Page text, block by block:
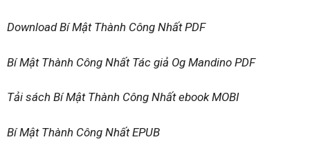
Download Bí Mật Thành Công Nhất PDF
Bí Mật Thành Công Nhất Tác giả Og Mandino PDF
Tải sách Bí Mật Thành Công Nhất ebook MOBI
Bí Mật Thành Công Nhất EPUB